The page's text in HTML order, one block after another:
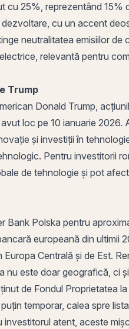
25%, reprezentând
cu un accent
neutralitatea emisiilor
relevantă pentru
Trump
Donald Trump,
loc pe 10 ianuarie
și investiții în
Pentru investitorii
de tehnologie și pot
Polska pentru
europeană din ultimii
Centrală și de Est.
este doar geografică, ci
de Fondul Proprietatea
temporar, calea spre
atent, aceste